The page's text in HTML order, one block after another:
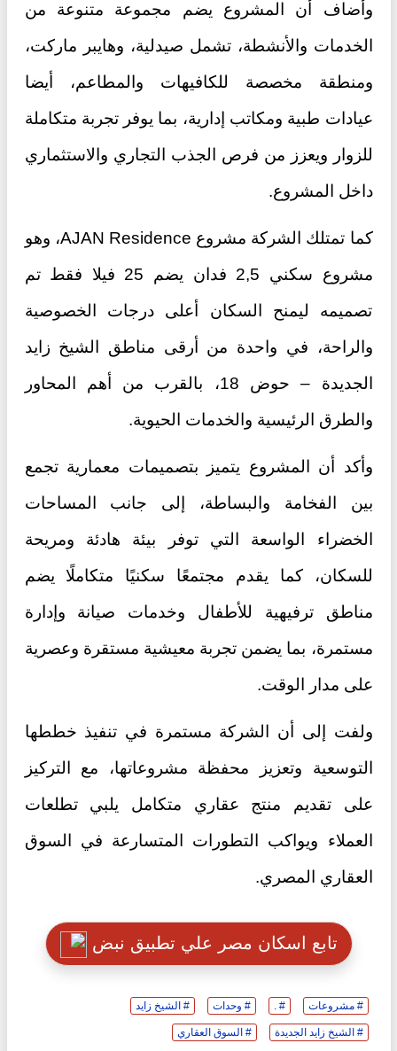
وأضاف أن المشروع يضم مجموعة متنوعة من
الخدمات والأنشطة، تشمل صيدلية، وهايبر ماركت،
ومنطقة مخصصة للكافيهات والمطاعم، أيضا
عيادات طبية ومكاتب إدارية، بما يوفر تجربة متكاملة
للزوار ويعزز من فرص الجذب التجاري والاستثماري
داخل المشروع.
كما تمتلك الشركة مشروع AJAN Residence، وهو
مشروع سكني 2,5 فدان يضم 25 فيلا فقط تم
تصميمه ليمنح السكان أعلى درجات الخصوصية
والراحة، في واحدة من أرقى مناطق الشيخ زايد
الجديدة – حوض 18، بالقرب من أهم المحاور
والطرق الرئيسية والخدمات الحيوية.
وأكد أن المشروع يتميز بتصميمات معمارية تجمع
بين الفخامة والبساطة، إلى جانب المساحات
الخضراء الواسعة التي توفر بيئة هادئة ومريحة
للسكان، كما يقدم مجتمعًا سكنيًا متكاملًا يضم
مناطق ترفيهية للأطفال وخدمات صيانة وإدارة
مستمرة، بما يضمن تجربة معيشية مستقرة وعصرية
على مدار الوقت.
ولفت إلى أن الشركة مستمرة في تنفيذ خططها
التوسعية وتعزيز محفظة مشروعاتها، مع التركيز
على تقديم منتج عقاري متكامل يلبي تطلعات
العملاء ويواكب التطورات المتسارعة في السوق
العقاري المصري.
تابع اسكان مصر علي تطبيق نبض
# مشروعات # . # وحدات # الشيخ زايد
# الشيخ زايد الجديدة # السوق العقاري